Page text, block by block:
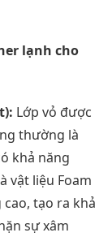
lạnh cho
Lớp vỏ được
thường là
khả năng
vật liệu Foam
tạo ra khả
sự xâm